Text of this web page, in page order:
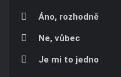
Áno, rozhodně
Ne, vůbec
Je mi to jedno